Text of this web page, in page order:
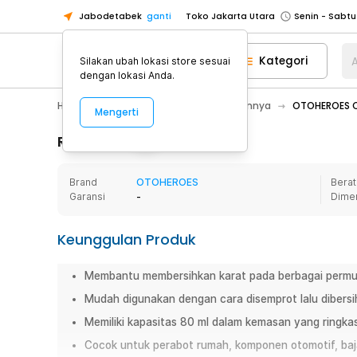
Jabodetabek ganti Toko Jakarta Utara
Toko Tangerang
Toko Cikupa
Pick n Go Jakarta Barat
Senin -
Pick n Go Bekasi
Senin - Jumat
Senin - Jumat
Senin -
Toko Jakarta Barat
Senin -
Toko Tangerang
Pick n Go Jakarta Barat
Senin -
Pick n Go Bekasi
Senin - Jumat
Pick n Go Depok
Senin - Jumat
Kategori
Hobby Mobil Aksesoris Mobil Lainnya
Rincian Produk
Brand
OTOHEROES
Garansi
-
Keunggulan Produk
Membantu membersihkan karat pada berbagai
Mudah digunakan dengan cara disemprot lalu
Memiliki kapasitas 80 ml dalam kemasan yang
Cocok untuk perabot rumah, komponen otomotif,
Silakan ubah lokasi store sesuai
dengan lokasi Anda.
Mengerti